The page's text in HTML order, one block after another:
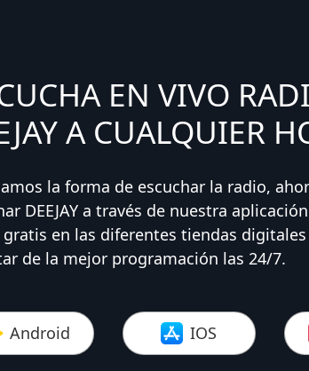
EN VIVO
A CUALQUIER
la forma de escuchar la radio,
DEEJAY a través de nuestra
gratis en las diferentes tiendas digitales
de la mejor programación las 24/7.
Android IOS